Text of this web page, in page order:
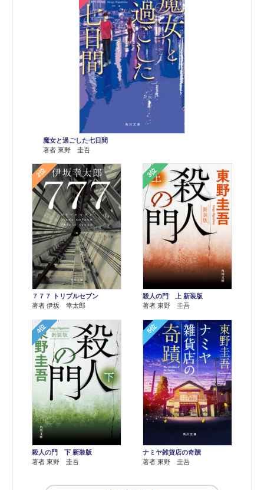
魔女と過ごした七日間
著者 東野 圭吾
2位
７７７ トリプルセブン
著者 伊坂 幸太郎
3位
殺人の門 上 新装版
著者 東野 圭吾
4位
殺人の門 下 新装版
著者 東野 圭吾
5位
ナミヤ雑貨店の奇蹟
著者 東野 圭吾